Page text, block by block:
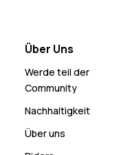
Über Uns
Werde teil der
Community
Nachhaltigkeit
Über uns